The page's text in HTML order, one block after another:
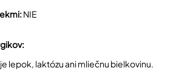
NIE
lepok, laktózu ani mliečnu bielkovinu.